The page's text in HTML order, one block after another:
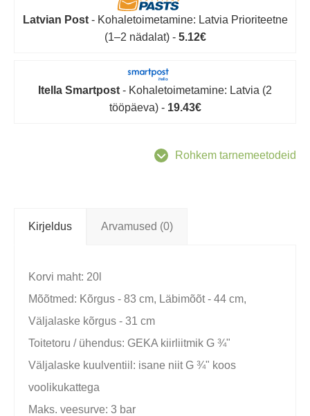
Latvian Post- Kohaletoimetamine: Latvia Prioriteetne
(1–2 nädalat) - 5.12€
Itella Smartpost - Kohaletoimetamine: Latvia (2
tööpäeva) - 19.43€
Rohkem tarnemeetodeid
Kirjeldus Arvamused (0)
Korvi maht: 20l
Mõõtmed: Kõrgus - 83 cm, Läbimõõt - 44 cm,
Väljalaske kõrgus - 31 cm
Toitetoru / ühendus: GEKA kiirliitmik G ¾"
Väljalaske kuulventiil: isane niit G ¾" koos
voolikukattega
Maks. veesurve: 3 bar